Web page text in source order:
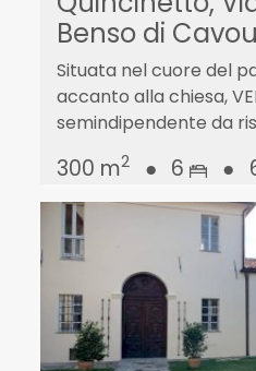
Benso di
Situata nel cuore del
accanto alla chiesa,
semindipendente da
300 m2 ● 6 ●